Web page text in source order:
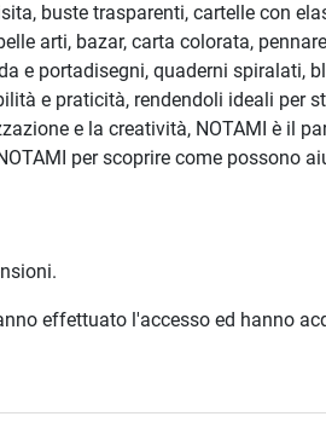
buste trasparenti, cartelle con
arti, bazar, carta colorata,
e portadisegni, quaderni spiralati,
e praticità, rendendoli ideali per
e la creatività, NOTAMI è il
per scoprire come possono
effettuato l'accesso ed hanno